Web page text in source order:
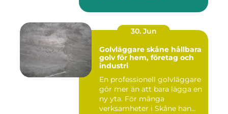
30. Jun
Golvläggare skåne hållbara
golv för hem, företag och
industri
En professionell golvläggare
gör mer än att bara lägga en
ny yta. För många
verksamheter i Skåne han...